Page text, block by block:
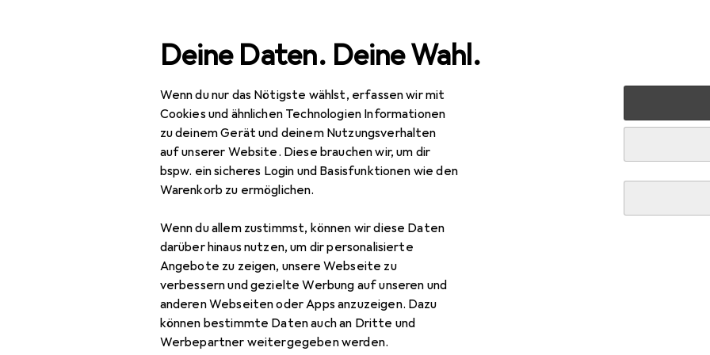
Deine Daten. Deine Wahl.
Wenn du nur das Nötigste wählst, erfassen wir mit
Cookies und ähnlichen Technologien Informationen
zu deinem Gerät und deinem Nutzungsverhalten
auf unserer Website. Diese brauchen wir, um dir
bspw. ein sicheres Login und Basisfunktionen wie den
Warenkorb zu ermöglichen.
Wenn du allem zustimmst, können wir diese Daten
darüber hinaus nutzen, um dir personalisierte
Angebote zu zeigen, unsere Webseite zu
verbessern und gezielte Werbung auf unseren und
anderen Webseiten oder Apps anzuzeigen. Dazu
können bestimmte Daten auch an Dritte und
Werbepartner weitergegeben werden.
Navigation nach KategorienGesamtsortiment Baumarkt + Garten Sicherheit